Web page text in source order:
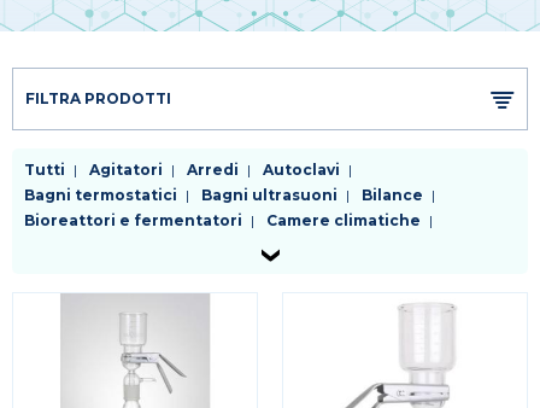
FILTRA PRODOTTI
Tutti Agitatori Arredi
Autoclavi
Bagni termostatici
Bagni ultrasuoni
Bilance
Bioreattori e fermentatori
Camere climatiche
Centrifughe
Frigoriferi e congelatori
Generatori di gas
Micropipette
Phmetri conducimetri ossimetri
Purificatori d'acqua